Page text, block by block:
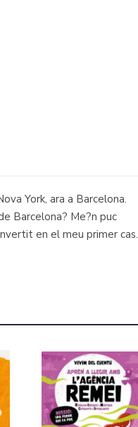
York, ara a Barcelona.
Barcelona? Me?n puc
en el meu primer cas.